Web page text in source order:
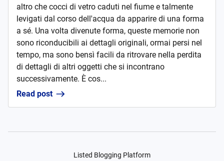
altro che cocci di vetro caduti nel fiume e talmente
levigati dal corso dell'acqua da apparire di una forma
a sé. Una volta divenute forma, queste memorie non
sono riconducibili ai dettagli originali, ormai persi nel
tempo, ma sono bensì facili da ritrovare nella perdita
di dettagli di altri oggetti che si incontrano
successivamente. È cos...
Read post
Listed Blogging Platform